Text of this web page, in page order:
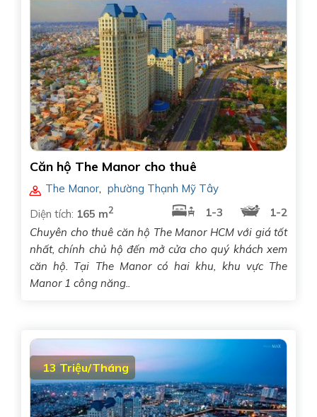
Căn hộ The Manor cho thuê
The Manor, phường Thạnh Mỹ Tây
Diện tích: 165 m2 1-3
1-2
Chuyên cho thuê căn hộ The Manor HCM với giá tốt
nhất, chính chủ hộ đến mở cửa cho quý khách xem
căn hộ. Tại The Manor có hai khu, khu vực The
Manor 1 công năng..
13 Triệu/Tháng